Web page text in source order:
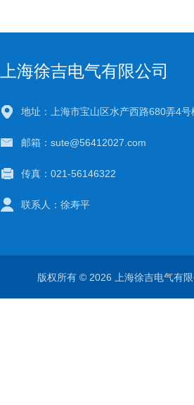
上海徐吉电气有限公司
地址：上海市宝山区水产西路680弄4号
邮箱：sute@56412027.com
传真：021-56146322
联系人：徐寿平
版权所有 © 2026 上海徐吉电气